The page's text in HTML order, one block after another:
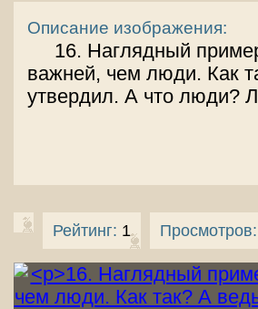
Описание изображения:
16. Наглядный
важней, чем люди. Как
утвердил. А что люди?
Рейтинг: 1 Просмотров: